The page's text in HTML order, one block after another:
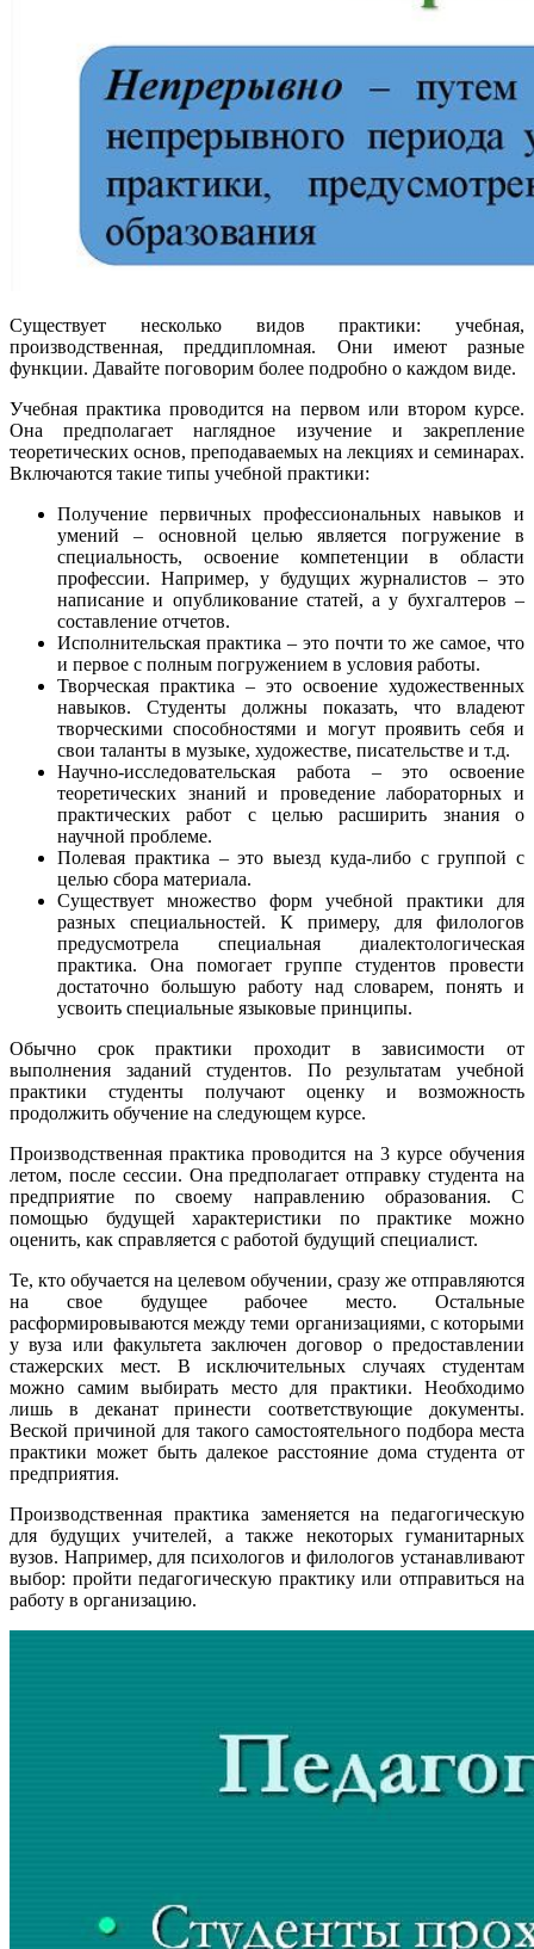
Существует несколько видов практики: учебная,
производственная, преддипломная. Они имеют разные
функции. Давайте поговорим более подробно о каждом виде.
Учебная практика проводится на первом или втором курсе.
Она предполагает наглядное изучение и закрепление
теоретических основ, преподаваемых на лекциях и семинарах.
Включаются такие типы учебной практики:
Получение первичных профессиональных навыков и
умений – основной целью является погружение в
специальность, освоение компетенции в области
профессии. Например, у будущих журналистов – это
написание и опубликование статей, а у бухгалтеров –
составление отчетов.
Исполнительская практика – это почти то же самое, что
и первое с полным погружением в условия работы.
Творческая практика – это освоение художественных
навыков. Студенты должны показать, что владеют
творческими способностями и могут проявить себя и
свои таланты в музыке, художестве, писательстве и т.д.
Научно-исследовательская работа – это освоение
теоретических знаний и проведение лабораторных и
практических работ с целью расширить знания о
научной проблеме.
Полевая практика – это выезд куда-либо с группой с
целью сбора материала.
Существует множество форм учебной практики для
разных специальностей. К примеру, для филологов
предусмотрела специальная диалектологическая
практика. Она помогает группе студентов провести
достаточно большую работу над словарем, понять и
усвоить специальные языковые принципы.
Обычно срок практики проходит в зависимости от
выполнения заданий студентов. По результатам учебной
практики студенты получают оценку и возможность
продолжить обучение на следующем курсе.
Производственная практика проводится на 3 курсе обучения
летом, после сессии. Она предполагает отправку студента на
предприятие по своему направлению образования. С
помощью будущей характеристики по практике можно
оценить, как справляется с работой будущий специалист.
Те, кто обучается на целевом обучении, сразу же отправляются
на свое будущее рабочее место. Остальные
расформировываются между теми организациями, с которыми
у вуза или факультета заключен договор о предоставлении
стажерских мест. В исключительных случаях студентам
можно самим выбирать место для практики. Необходимо
лишь в деканат принести соответствующие документы.
Веской причиной для такого самостоятельного подбора места
практики может быть далекое расстояние дома студента от
предприятия.
Производственная практика заменяется на педагогическую
для будущих учителей, а также некоторых гуманитарных
вузов. Например, для психологов и филологов устанавливают
выбор: пройти педагогическую практику или отправиться на
работу в организацию.